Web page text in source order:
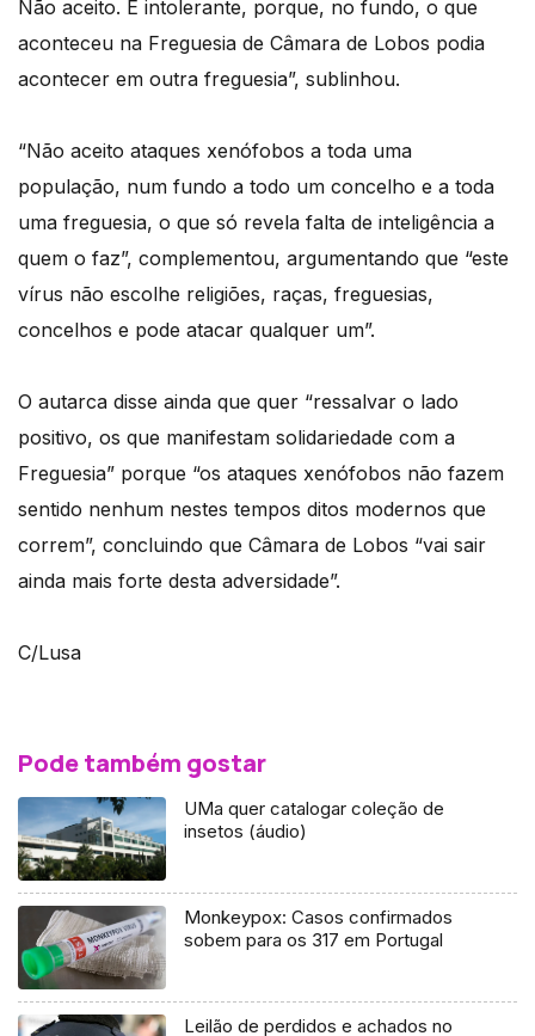
Não aceito. É intolerante, porque, no fundo, o que
aconteceu na Freguesia de Câmara de Lobos podia
acontecer em outra freguesia”, sublinhou.
“Não aceito ataques xenófobos a toda uma
população, num fundo a todo um concelho e a toda
uma freguesia, o que só revela falta de inteligência a
quem o faz”, complementou, argumentando que “este
vírus não escolhe religiões, raças, freguesias,
concelhos e pode atacar qualquer um”.
O autarca disse ainda que quer “ressalvar o lado
positivo, os que manifestam solidariedade com a
Freguesia” porque “os ataques xenófobos não fazem
sentido nenhum nestes tempos ditos modernos que
correm”, concluindo que Câmara de Lobos “vai sair
ainda mais forte desta adversidade”.
C/Lusa
Pode também gostar
UMa quer catalogar coleção de
insetos (áudio)
Monkeypox: Casos confirmados
sobem para os 317 em Portugal
Leilão de perdidos e achados no